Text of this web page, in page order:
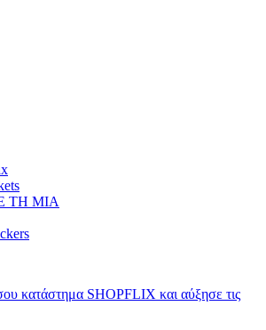
ΤΗ ΜΙΑ
κατάστημα SHOPFLIX και αύξησε τις